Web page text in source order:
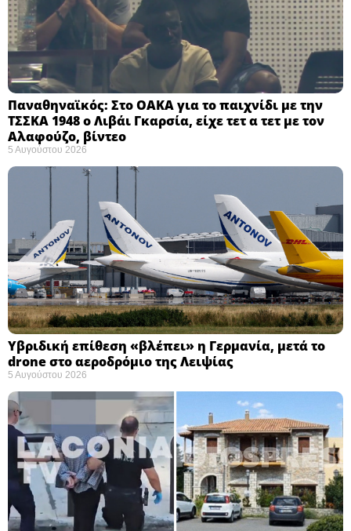
Παναθηναϊκός: Στο ΟΑΚΑ για το παιχνίδι με την
ΤΣΣΚΑ 1948 ο Λιβάι Γκαρσία, είχε τετ α τετ με τον
Αλαφούζο, βίντεο
5 Αυγούστου 2026
Υβριδική επίθεση «βλέπει» η Γερμανία, μετά το
drone στο αεροδρόμιο της Λειψίας
5 Αυγούστου 2026